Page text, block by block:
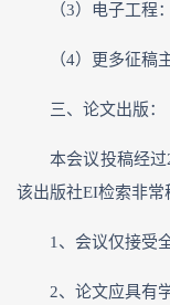
（3）电子工程
（4）更多征稿
三、论文出版：
本会议投稿经
该出版社EI检索非常
1、会议仅接受
2、论文应具有